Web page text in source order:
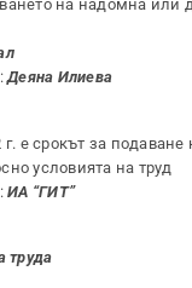
на надомна или
Деяна Илиева
е срокът за
условията на труд
ИА “ГИТ”
труда